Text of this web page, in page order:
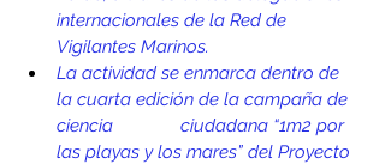
internacionales de la Red de
Vigilantes Marinos.
La actividad se enmarca dentro de
la cuarta edición de la campaña de
ciencia              ciudadana “1m2 por
las playas y los mares” del Proyecto